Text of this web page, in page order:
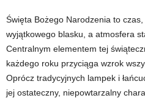
Święta Bożego Narodzenia to
wyjątkowego blasku, a atmosfera
Centralnym elementem tej
każdego roku przyciąga wzrok
Oprócz tradycyjnych lampek i
jej ostateczny, niepowtarzalny